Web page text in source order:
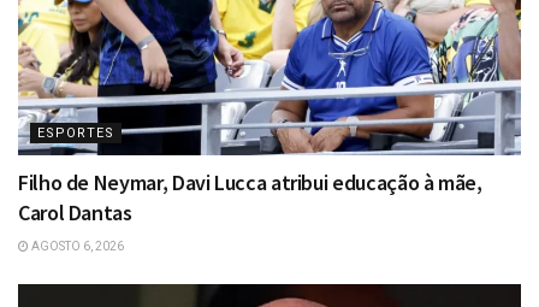
ESPORTES
Filho de Neymar, Davi Lucca atribui educação à mãe,
Carol Dantas
AGOSTO 6, 2026